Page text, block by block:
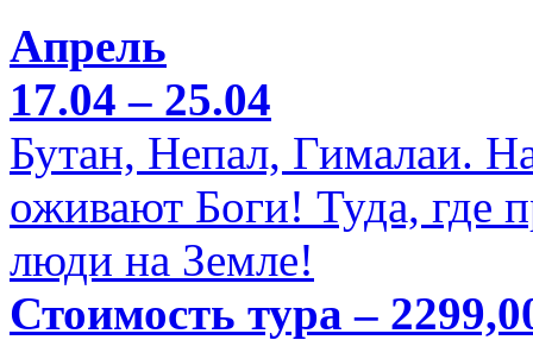
Апрель
17.04 – 25.04
Бутан, Непал, Гималаи.
оживают Боги! Туда, где
люди на Земле!
Стоимость тура –